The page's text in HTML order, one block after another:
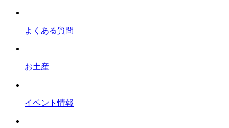
よくある質問
お土産
イベント情報